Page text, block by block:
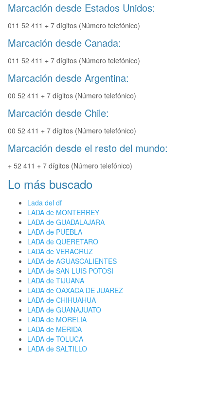
Marcación desde Estados Unidos:
011 52 411 + 7 dígitos (Número telefónico)
Marcación desde Canada:
011 52 411 + 7 dígitos (Número telefónico)
Marcación desde Argentina:
00 52 411 + 7 dígitos (Número telefónico)
Marcación desde Chile:
00 52 411 + 7 dígitos (Número telefónico)
Marcación desde el resto del mundo:
+ 52 411 + 7 dígitos (Número telefónico)
Lo más buscado
Lada del df
LADA de MONTERREY
LADA de GUADALAJARA
LADA de PUEBLA
LADA de QUERETARO
LADA de VERACRUZ
LADA de AGUASCALIENTES
LADA de SAN LUIS POTOSI
LADA de TIJUANA
LADA de OAXACA DE JUAREZ
LADA de CHIHUAHUA
LADA de GUANAJUATO
LADA de MORELIA
LADA de MERIDA
LADA de TOLUCA
LADA de SALTILLO